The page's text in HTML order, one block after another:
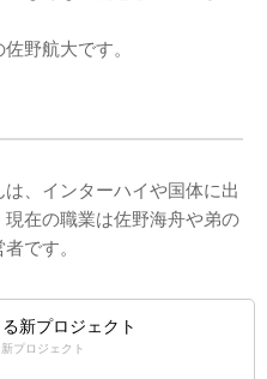
野航大です。
、インターハイや国体に出
在の職業は佐野海舟や弟の
です。
新プロジェクト
プロジェクト